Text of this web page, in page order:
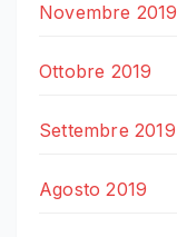
Novembre 2019
Ottobre 2019
Settembre 2019
Agosto 2019